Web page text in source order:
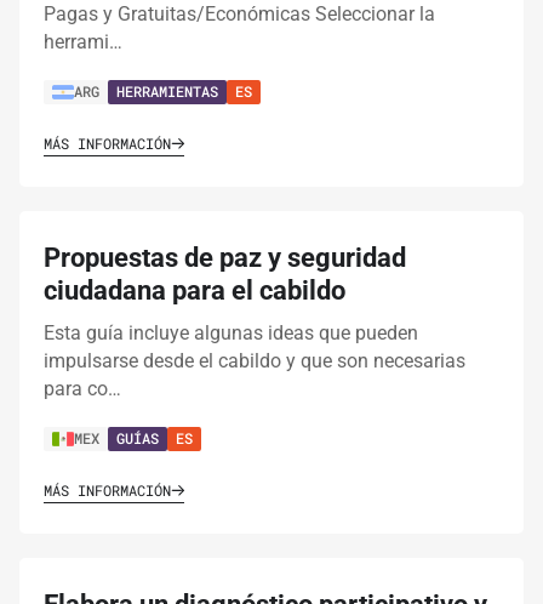
Pagas y Gratuitas/Económicas Seleccionar la
herrami…
ARG HERRAMIENTAS ES
MÁS INFORMACIÓN
Propuestas de paz y seguridad
ciudadana para el cabildo
Esta guía incluye algunas ideas que pueden
impulsarse desde el cabildo y que son necesarias
para co…
MEX GUÍAS ES
MÁS INFORMACIÓN